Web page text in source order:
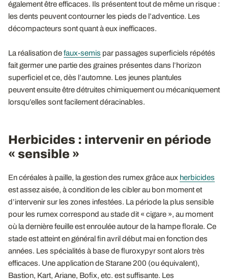
également être efficaces. Ils présentent tout de même un risque :
les dents peuvent contourner les pieds de l’adventice. Les
décompacteurs sont quant à eux inefficaces.
La réalisation defaux-semis par passages superficiels répétés
fait germer une partie des graines présentes dans l’horizon
superficiel et ce, dès l’automne. Les jeunes plantules
peuvent ensuite être détruites chimiquement ou mécaniquement
lorsqu’elles sont facilement déracinables.
Herbicides : intervenir en période
« sensible »
En céréales à paille, la gestion des rumex grâce aux herbicides
est assez aisée, à condition de les cibler au bon moment et
d’intervenir sur les zones infestées. La période la plus sensible
pour les rumex correspond au stade dit « cigare », au moment
où la dernière feuille est enroulée autour de la hampe florale. Ce
stade est atteint en général fin avril début mai en fonction des
années. Les spécialités à base de fluroxypyr sont alors très
efficaces. Une application de Starane 200 (ou équivalent),
Bastion, Kart, Ariane, Bofix, etc. est suffisante. Les